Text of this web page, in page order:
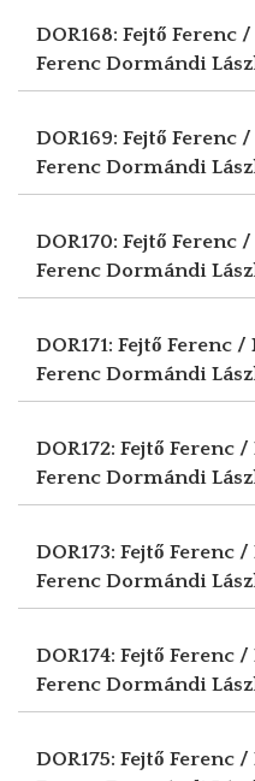
DOR168: Fejtő Ferenc
Ferenc Dormándi
DOR169: Fejtő Ferenc
Ferenc Dormándi
DOR170: Fejtő Ferenc
Ferenc Dormándi
DOR171: Fejtő Ferenc
Ferenc Dormándi
DOR172: Fejtő Ferenc
Ferenc Dormándi
DOR173: Fejtő Ferenc
Ferenc Dormándi
DOR174: Fejtő Ferenc
Ferenc Dormándi
DOR175: Fejtő Ferenc